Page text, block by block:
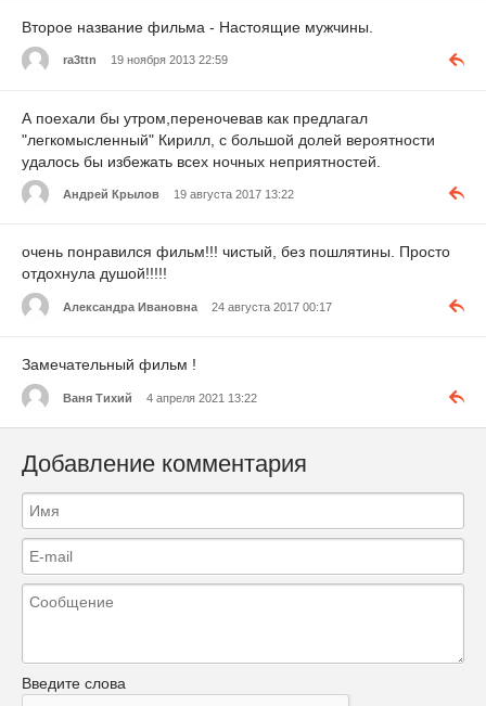
Второе название фильма - Настоящие мужчины.
ra3ttn 19 ноября 2013 22:59
А поехали бы утром,переночевав как предлагал
"легкомысленный" Кирилл, с большой долей вероятности
удалось бы избежать всех ночных неприятностей.
Андрей Крылов 19 августа 2017 13:22
очень понравился фильм!!! чистый, без пошлятины. Просто
отдохнула душой!!!!!
Александра Ивановна 24 августа 2017 00:17
Замечательный фильм !
Ваня Тихий 4 апреля 2021 13:22
Добавление комментария
Введите слова